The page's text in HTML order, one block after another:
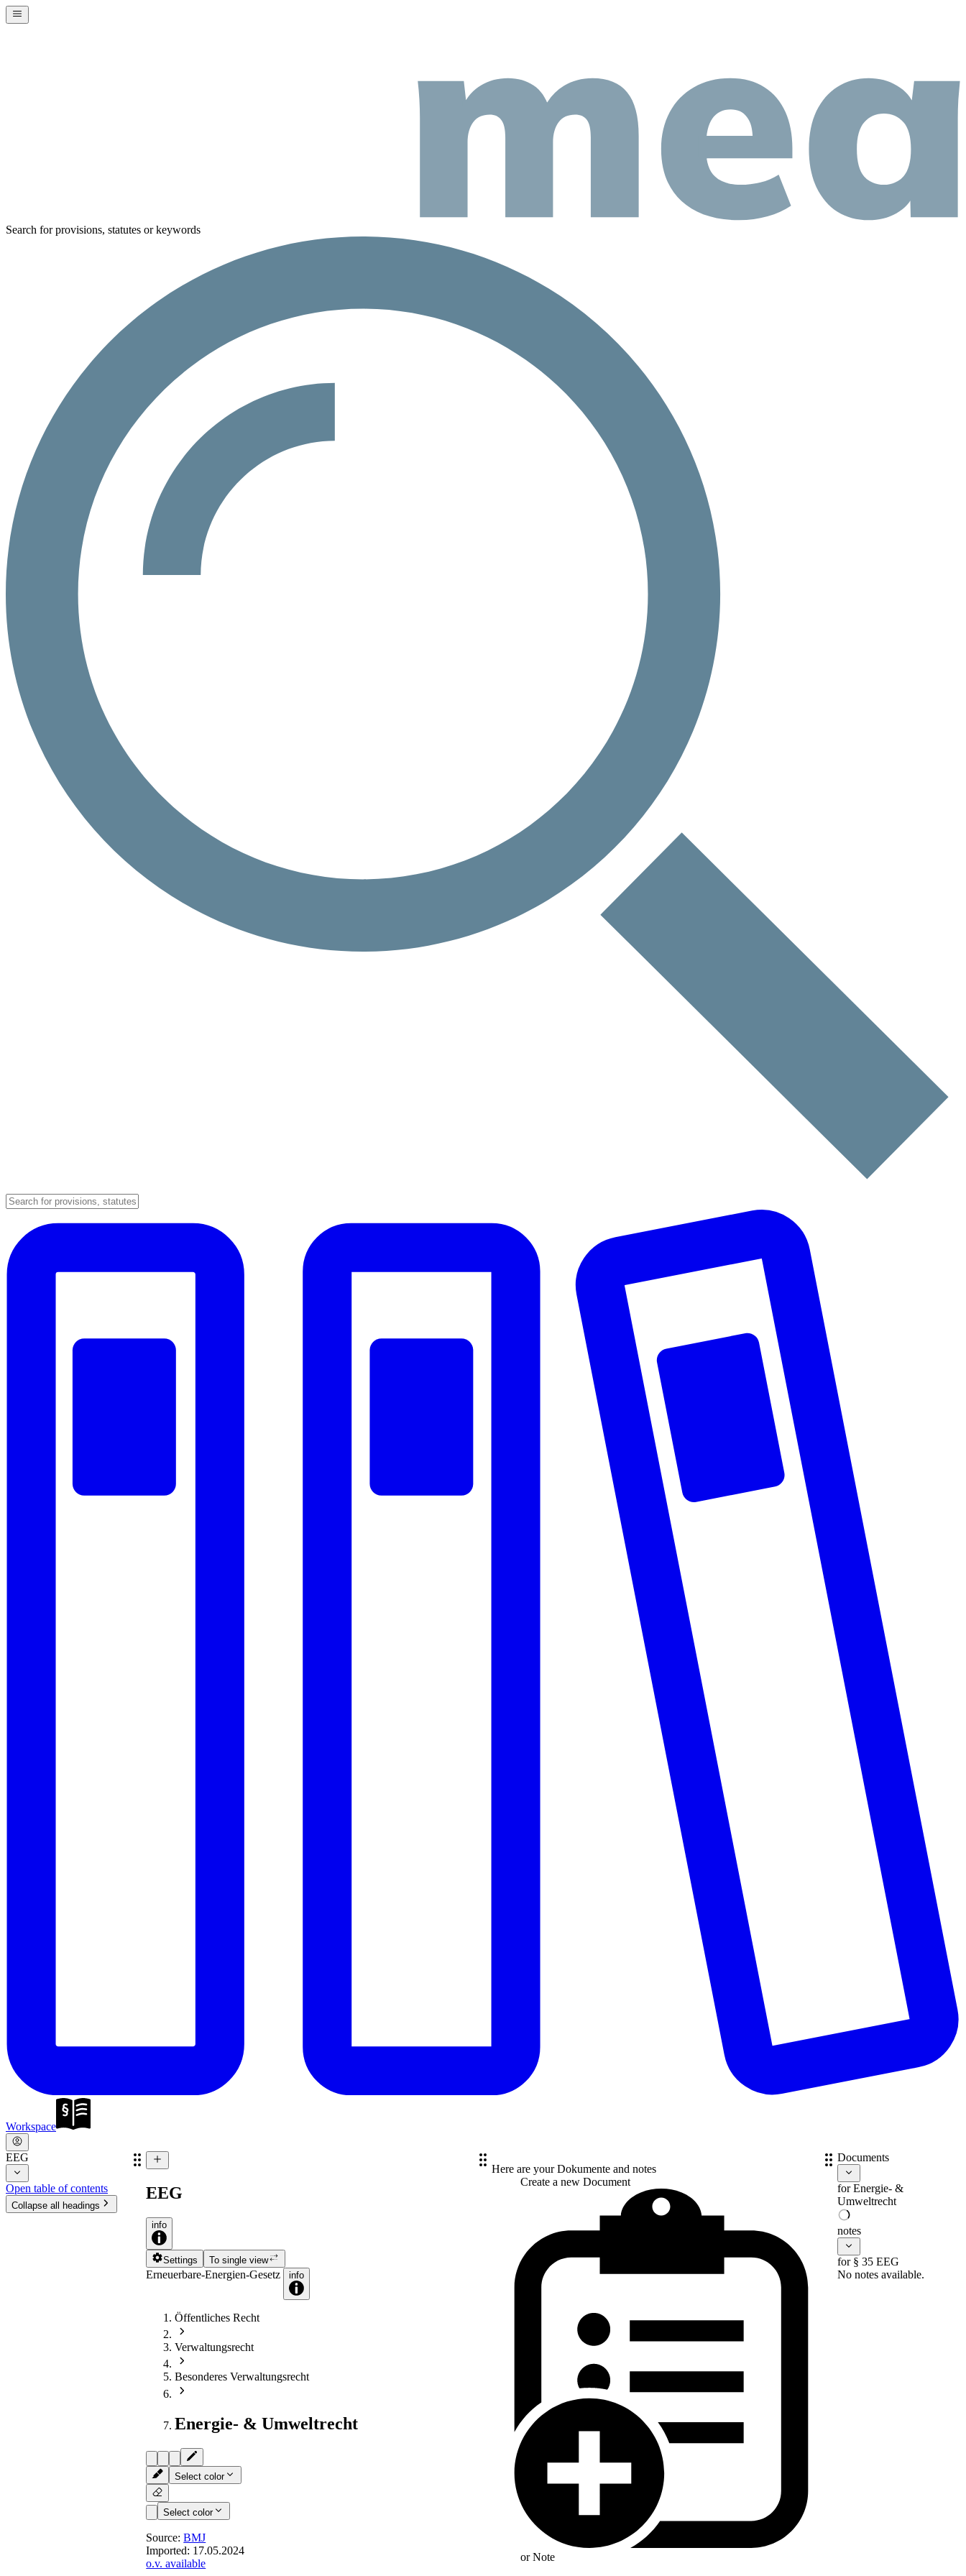
Search for provisions, statutes or keywords
Workspace
EEG
Open table of contents
Collapse all headings
EEG
info
Settings To single view
Erneuerbare-Energien-Gesetz info
Öffentliches Recht
Verwaltungsrecht
Besonderes Verwaltungsrecht
Energie- & Umweltrecht
Select color
Select color
§ 35- Bekanntgabe der Zuschläge und anzulegender
Source:BMJ
Imported: 17.05.2024
o.v. available
Here are your Dokumente and notes
Create a new Document
orNote
Documents
forEnergie- &
Umweltrecht
notes
for § 35 EEG
No notes available.